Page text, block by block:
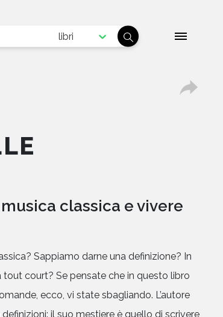
libri
classica e vivere
Sappiamo darne una definizione? In
court? Se pensate che in questo libro
ecco, vi state sbagliando. L’autore
il suo mestiere è quello di scrivere